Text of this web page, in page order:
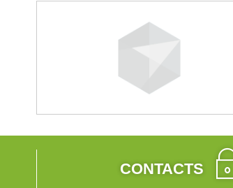
CONTACTS